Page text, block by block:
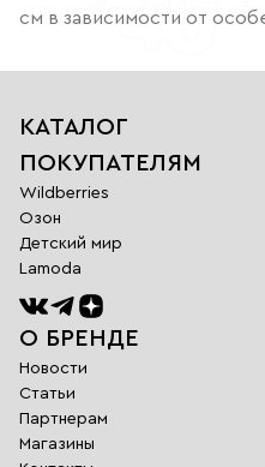
см в зависимости от
КАТАЛОГ
ПОКУПАТЕЛЯМ
Wildberries
Озон
Детский мир
Lamoda
О БРЕНДЕ
Новости
Статьи
Партнерам
Магазины
Обратная